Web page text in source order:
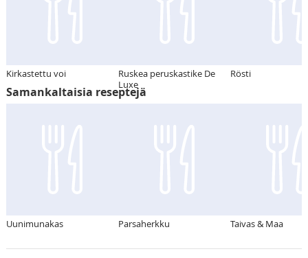
Kirkastettu voi
Ruskea peruskastike De
Luxe
Rösti
Samankaltaisia reseptejä
Uunimunakas Parsaherkku Taivas & Maa